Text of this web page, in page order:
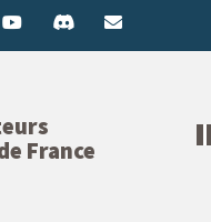
France